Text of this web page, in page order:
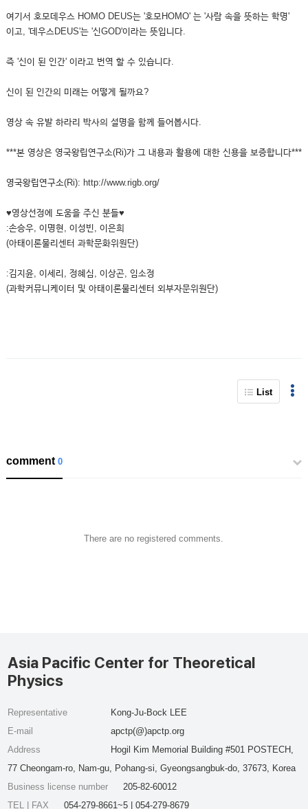
여기서 호모데우스 HOMO DEUS는 '호모HOMO' 는 '사람 속을 뜻하는 학명'
이고, '데우스DEUS'는 '신GOD'이라는 뜻입니다.
즉 '신이 된 인간' 이라고 번역 할 수 있습니다.
신이 된 인간의 미래는 어떻게 될까요?
영상 속 유발 하라리 박사의 설명을 함께 들어봅시다.
***본 영상은 영국왕립연구소(Ri)가 그 내용과 활용에 대한 신용을 보증합니다***
영국왕립연구소(Ri): http://www.rigb.org/
♥영상선정에 도움을 주신 분들♥
:손승우, 이명현, 이성빈, 이은희
(아태이론물리센터 과학문화위원단)
:김지윤, 이세리, 정혜심, 이상곤, 임소정
(과학커뮤니케이터 및 아태이론물리센터 외부자문위원단)
List
comment0
There are no registered comments.
Asia Pacific Center for Theoretical
Physics
Representative
Kong-Ju-Bock LEE
E-mail
apctp(@)apctp.org
Address
Hogil Kim Memorial Building #501 POSTECH,
77 Cheongam-ro, Nam-gu, Pohang-si, Gyeongsangbuk-do, 37673, Korea
Business license number
205-82-60012
TEL | FAX
054-279-8661~5 | 054-279-8679